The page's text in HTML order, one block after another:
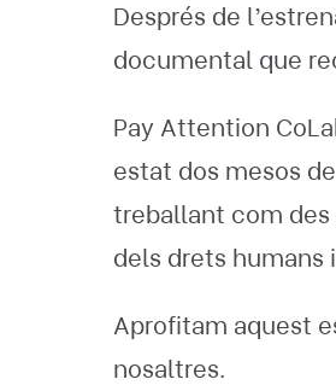
Després de
documental que
Pay Attention
estat dos mesos
treballant com
dels drets humans
Aprofitam aquest
nosaltres.